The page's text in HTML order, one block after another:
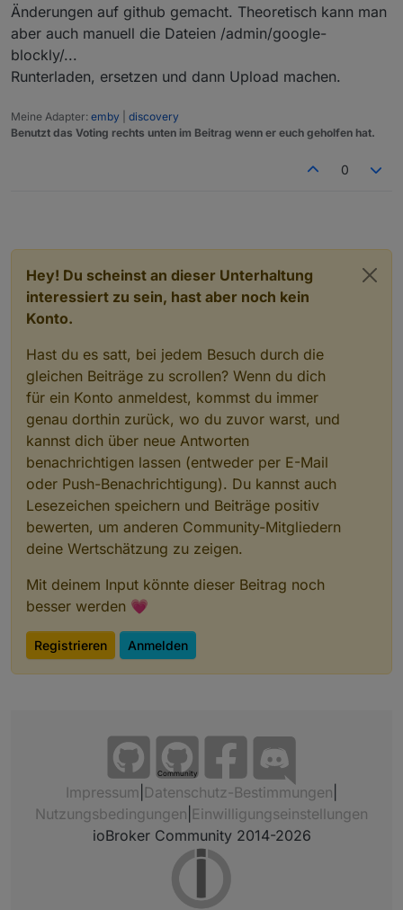
nur die offiziellen Repos nutzen. 🤪
Danke für die Info! 👍
Änderungen auf github gemacht. Theoretisch kann man
aber auch manuell die Dateien /admin/google-
blockly/...
Runterladen, ersetzen und dann Upload machen.
Meine Adapter: emby
discovery
Benutzt das Voting rechts unten im Beitrag wenn er euch geholfen hat.
0
Hey! Du scheinst an dieser Unterhaltung
interessiert zu sein, hast aber noch kein
Konto.
Hast du es satt, bei jedem Besuch durch die
gleichen Beiträge zu scrollen? Wenn du dich
für ein Konto anmeldest, kommst du immer
genau dorthin zurück, wo du zuvor warst, und
kannst dich über neue Antworten
benachrichtigen lassen (entweder per E-Mail
oder Push-Benachrichtigung). Du kannst auch
Lesezeichen speichern und Beiträge positiv
bewerten, um anderen Community-Mitgliedern
deine Wertschätzung zu zeigen.
Mit deinem Input könnte dieser Beitrag noch
besser werden 💗
Registrieren Anmelden
Community
Impressum Datenschutz-Bestimmungen
Nutzungsbedingungen Einwilligungseinstellungen
ioBroker Community 2014-2026